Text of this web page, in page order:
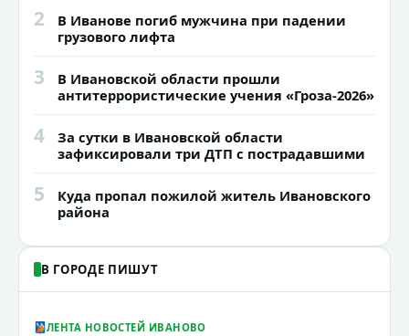
2
В Иванове погиб мужчина при падении
грузового лифта
3
В Ивановской области прошли
антитеррористические учения «Гроза-2026»
4
За сутки в Ивановской области
зафиксировали три ДТП с пострадавшими
5
Куда пропал пожилой житель Ивановского
района
В ГОРОДЕ ПИШУТ
ЛЕНТА НОВОСТЕЙ ИВАНОВО